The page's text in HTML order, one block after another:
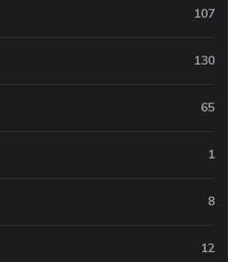
107
130
65
1
8
12